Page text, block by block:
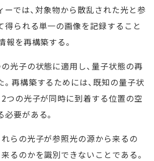
ーでは、対象物から散乱された光と参
得られる単一の画像を記録すること
報を再構築する。
光子の状態に適用し、量子状態の再
再構築するためには、既知の量子状
つの光子が同時に到着する位置の空
要がある。
らの光子が参照光の源から来るの
るのかを識別できないことである。